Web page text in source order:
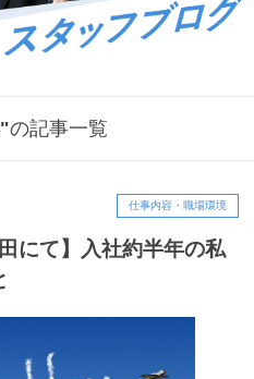
の記事一覧
仕事内容・職場環境
にて】入社約半年の私